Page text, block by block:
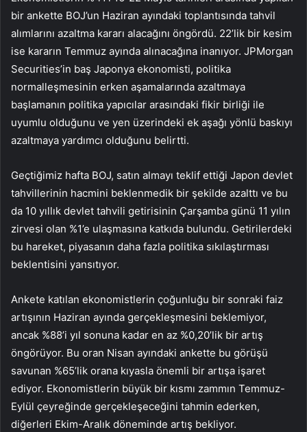
bir ankette BOJ’un Haziran ayındaki toplantısında tahvil
alımlarını azaltma kararı alacağını öngördü. 22’lik bir kesim
ise kararın Temmuz ayında alınacağına inanıyor. JPMorgan
Securities’in baş Japonya ekonomisti, politika
normalleşmesinin erken aşamalarında azaltmaya
başlamanın politika yapıcılar arasındaki fikir birliği ile
uyumlu olduğunu ve yen üzerindeki ek aşağı yönlü baskıyı
azaltmaya yardımcı olduğunu belirtti.
Geçtiğimiz hafta BOJ, satın almayı teklif ettiği Japon devlet
tahvillerinin hacmini beklenmedik bir şekilde azalttı ve bu
da 10 yıllık devlet tahvili getirisinin Çarşamba günü 11 yılın
zirvesi olan %1’e ulaşmasına katkıda bulundu. Getirilerdeki
bu hareket, piyasanın daha fazla politika sıkılaştırması
beklentisini yansıtıyor.
Ankete katılan ekonomistlerin çoğunluğu bir sonraki faiz
artışının Haziran ayında gerçekleşmesini beklemiyor,
ancak %88’i yıl sonuna kadar en az %0,20’lik bir artış
öngörüyor. Bu oran Nisan ayındaki ankette bu görüşü
savunan %65’lik orana kıyasla önemli bir artışa işaret
ediyor. Ekonomistlerin büyük bir kısmı zammın Temmuz-
Eylül çeyreğinde gerçekleşeceğini tahmin ederken,
diğerleri Ekim-Aralık döneminde artış bekliyor.